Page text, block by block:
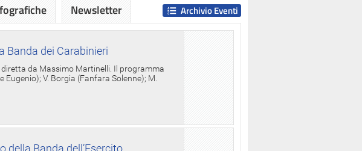
Banda dei Carabinieri
da Massimo Martinelli. Il programma
V. Borgia (Fanfara Solenne); M.
della Banda dell’Esercito
Archivio Eventi
Newsletter